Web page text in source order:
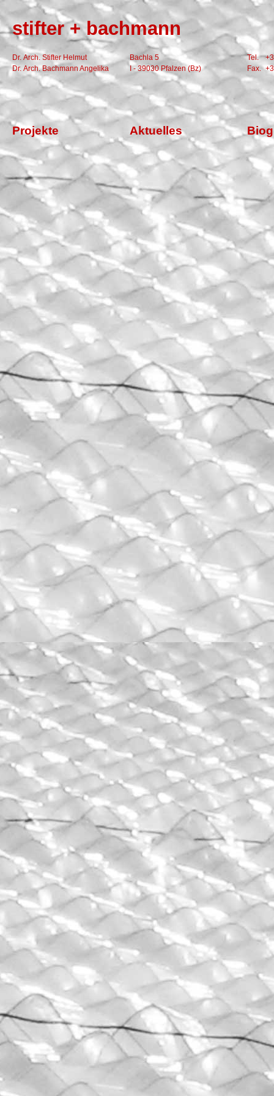
stifter + bachmann
Dr. Arch. Stifter Helmut
Dr. Arch. Bachmann Angelika
Bachla 5
I - 39030 Pfalzen (Bz)
Tel.
Fax.
Projekte Aktuelles